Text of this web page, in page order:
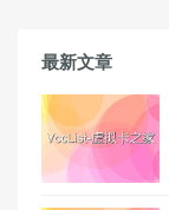
最新文章